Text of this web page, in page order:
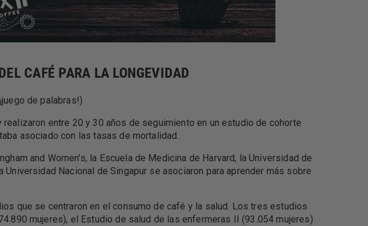
CAFÉ PARA LA LONGEVIDAD
de palabras!)
entre 20 y 30 años de seguimiento en un estudio de cohorte
asociado con las tasas de mortalidad.
and Women's, la Escuela de Medicina de Harvard, la Universidad de
Universidad Nacional de Singapur se asociaron para aprender más sobre
que se centraron en el consumo de café y la salud. Los tres estudios
mujeres), el Estudio de salud de las enfermeras II (93.054 mujeres)